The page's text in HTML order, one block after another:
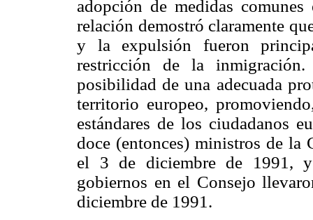
adopción de medidas
relación demostró claramente
y la expulsión fueron
restricción de la
posibilidad de una adecuada
territorio europeo,
estándares de los ciudadanos
doce (entonces) ministros de la
el 3 de diciembre de 1991, y
gobiernos en el Consejo
diciembre de 1991.